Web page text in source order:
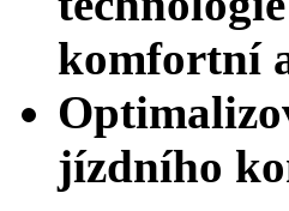
komfortní
jízdního